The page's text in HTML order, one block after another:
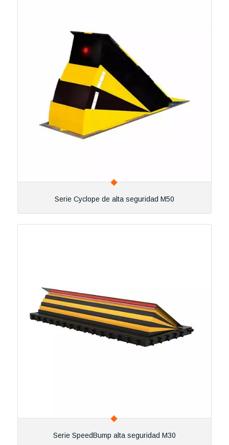
Serie Cyclope de alta seguridad M50
Serie SpeedBump alta seguridad M30